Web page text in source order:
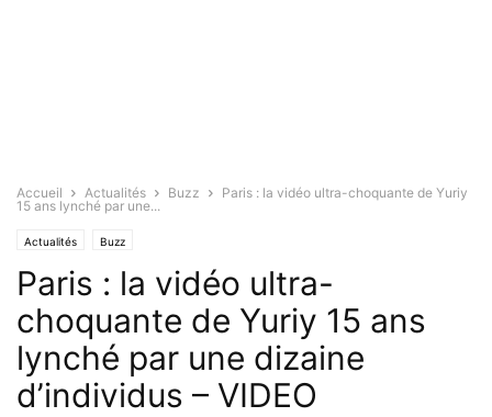
Accueil Actualités Buzz
Paris : la vidéo ultra-choquante de Yuriy
15 ans lynché par une...
Actualités Buzz
Paris : la vidéo ultra-
choquante de Yuriy 15 ans
lynché par une dizaine
d’individus – VIDEO